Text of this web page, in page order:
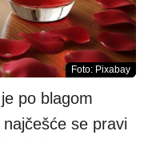
Foto: Pixabay
po blagom
se pravi